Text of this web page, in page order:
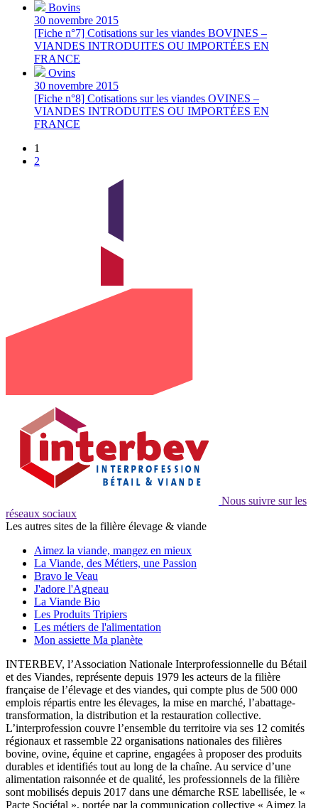
Bovins
30 novembre 2015
[Fiche n°7] Cotisations sur les viandes BOVINES –
VIANDES INTRODUITES OU IMPORTÉES EN
FRANCE
Ovins
30 novembre 2015
[Fiche n°8] Cotisations sur les viandes OVINES –
VIANDES INTRODUITES OU IMPORTÉES EN
FRANCE
1
2
Nous suivre sur les
réseaux sociaux
Les autres sites de la filière élevage & viande
Aimez la viande, mangez en mieux
La Viande, des Métiers, une Passion
Bravo le Veau
J'adore l'Agneau
La Viande Bio
Les Produits Tripiers
Les métiers de l'alimentation
Mon assiette Ma planète
INTERBEV, l’Association Nationale Interprofessionnelle du Bétail
et des Viandes, représente depuis 1979 les acteurs de la filière
française de l’élevage et des viandes, qui compte plus de 500 000
emplois répartis entre les élevages, la mise en marché, l’abattage-
transformation, la distribution et la restauration collective.
L’interprofession couvre l’ensemble du territoire via ses 12 comités
régionaux et rassemble 22 organisations nationales des filières
bovine, ovine, équine et caprine, engagées à proposer des produits
durables et identifiés tout au long de la chaîne. Au service d’une
alimentation raisonnée et de qualité, les professionnels de la filière
sont mobilisés depuis 2017 dans une démarche RSE labellisée, le «
Pacte Sociétal », portée par la communication collective « Aimez la